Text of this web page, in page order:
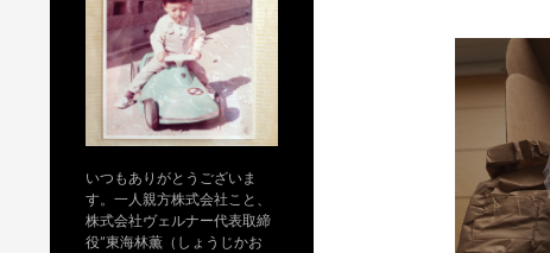
いつもありがとうございま
す。一人親方株式会社こと、
株式会社ヴェルナー代表取締
役”東海林薫（しょうじかお